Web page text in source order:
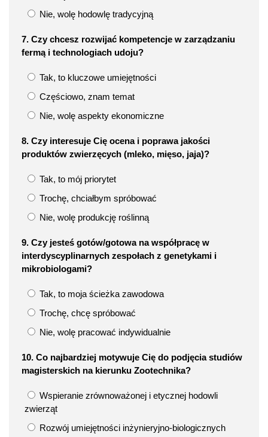
Nie, wolę hodowlę tradycyjną
7. Czy chcesz rozwijać kompetencje w zarządzaniu
fermą i technologiach udoju?
Tak, to kluczowe umiejętności
Częściowo, znam temat
Nie, wolę aspekty ekonomiczne
8. Czy interesuje Cię ocena i poprawa jakości
produktów zwierzęcych (mleko, mięso, jaja)?
Tak, to mój priorytet
Trochę, chciałbym spróbować
Nie, wolę produkcję roślinną
9. Czy jesteś gotów/gotowa na współpracę w
interdyscyplinarnych zespołach z genetykami i
mikrobiologami?
Tak, to moja ścieżka zawodowa
Trochę, chcę spróbować
Nie, wolę pracować indywidualnie
10. Co najbardziej motywuje Cię do podjęcia studiów
magisterskich na kierunku Zootechnika?
Wspieranie zrównoważonej i etycznej hodowli
zwierząt
Rozwój umiejętności inżynieryjno-biologicznych